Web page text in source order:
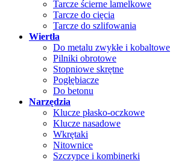
Tarcze ścierne lamelkowe
Tarcze do cięcia
Tarcze do szlifowania
Wiertła
Do metalu zwykłe i kobaltowe
Pilniki obrotowe
Stopniowe skrętne
Pogłębiacze
Do betonu
Narzędzia
Klucze płasko-oczkowe
Klucze nasadowe
Wkrętaki
Nitownice
Szczypce i kombinerki